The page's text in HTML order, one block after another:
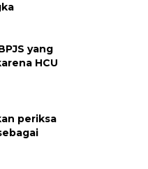
yang
HCU
periksa